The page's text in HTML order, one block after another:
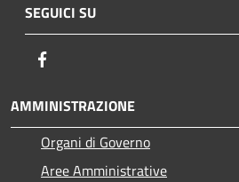
SEGUICI SU
AMMINISTRAZIONE
Organi di Governo
Aree Amministrative